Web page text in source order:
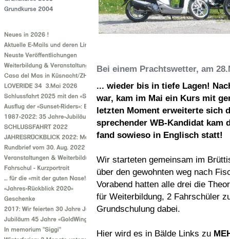
Bei einem Prachtswetter, am
... wieder bis in tiefe Lagen!
war, kam im Mai ein Kurs mit
letzten Moment erweiterte sich
sprechender WB-Kandidat kam
fand sowieso in Englisch statt!
Wir starteten gemeinsam im
über den gewohnten weg nach
Vorabend hatten alle drei die
für Weiterbildung, 2 Fahrschüler
Grundschulung dabei.
Hier wird es in Bälde Links zu